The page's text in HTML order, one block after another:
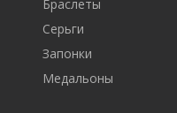
Браслеты
Серьги
Запонки
Медальоны